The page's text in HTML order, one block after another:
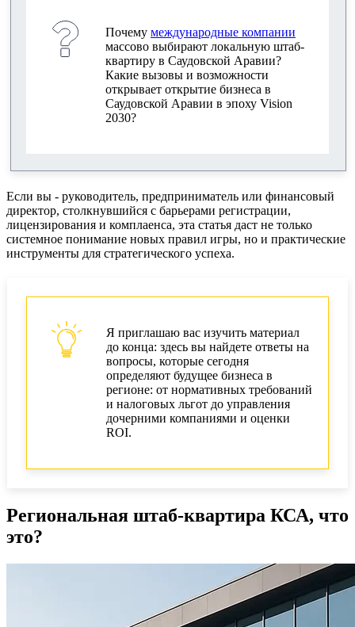
Взаимодействие с ZATCA и SAGIA
Управление дочерними компаниями через
штаб-квартиру
Корпоративное управление и
масштабирование бизнеса
Влияние нового регулирования на рынок
недвижимости
Чек-лист для запуска HQ
Оценка ROI и рисков инвестиций
Выводы и рекомендации для бизнеса
Почему международные компании
массово выбирают локальную штаб-
квартиру в Саудовской Аравии?
Какие вызовы и возможности
открывает открытие бизнеса в
Саудовской Аравии в эпоху Vision
2030?
Если вы - руководитель, предприниматель или финансовый
директор, столкнувшийся с барьерами регистрации,
лицензирования и комплаенса, эта статья даст не только
системное понимание новых правил игры, но и практические
инструменты для стратегического успеха.
Я приглашаю вас изучить материал
до конца: здесь вы найдете ответы на
вопросы, которые сегодня
определяют будущее бизнеса в
регионе: от нормативных требований
и налоговых льгот до управления
дочерними компаниями и оценки
ROI.
Региональная штаб-квартира КСА, что
это?